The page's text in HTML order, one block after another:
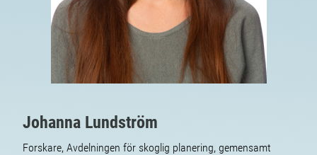
Johanna Lundström
Forskare, Avdelningen för skoglig planering, gemensamt